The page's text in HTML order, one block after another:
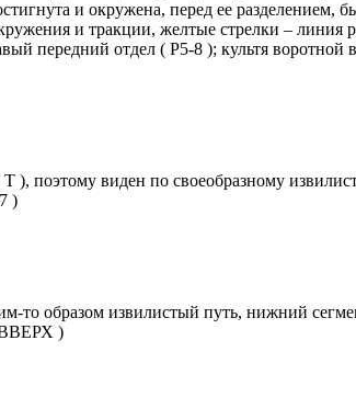
и окружена, перед ее разделением,
и тракции, желтые стрелки – линия
передний отдел ( Р5-8 ); культя воротной
поэтому виден по своеобразному
)
то образом извилистый путь, нижний
ВВЕРХ )